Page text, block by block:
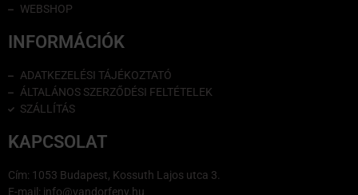
WEBSHOP
INFORMÁCIÓK
ADATKEZELÉSI TÁJÉKOZTATÓ
ÁLTALÁNOS SZERZŐDÉSI FELTÉTELEK
SZÁLLÍTÁS
KAPCSOLAT
Cím: 1053 Budapest, Kossuth Lajos utca 3.
E-mail: info@vandorfeny.hu